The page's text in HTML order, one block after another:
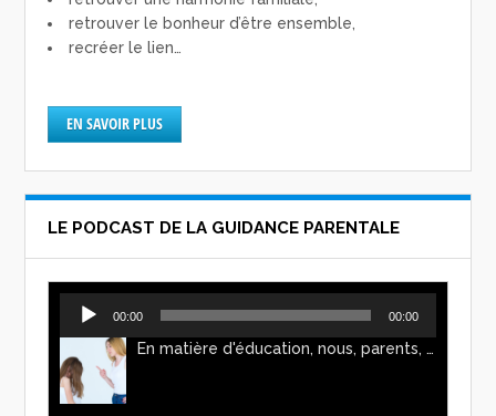
retrouver le bonheur d’être ensemble,
recréer le lien…
EN SAVOIR PLUS
LE PODCAST DE LA GUIDANCE PARENTALE
Lecteur
audio
00:00 00:00
En matière d'éducation, nous, parents, avons l'impression de faire preuve d'autorité. Mais n'est-ce pas, parfois, plutôt un jeu de pouvoir ? Ce podcast vous permettra d'y voir plus clair !